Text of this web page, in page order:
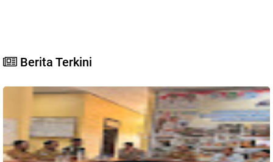
Berita Terkini